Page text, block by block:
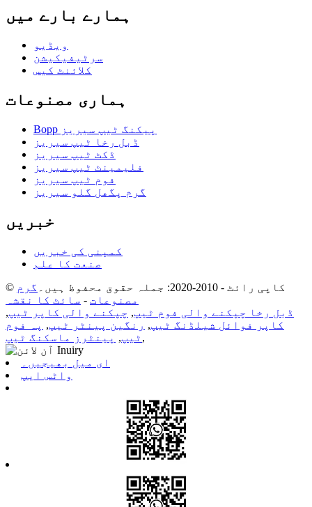
ہمارے بارے میں
ویڈیو
سرٹیفیکیشن
کلائنٹ کیس
ہماری مصنوعات
Bopp پیکنگ ٹیپ سیریز
ڈبل رخا ٹیپ سیریز
ڈکٹ ٹیپ سیریز
فلیمینٹ ٹیپ سیریز
فوم ٹیپ سیریز
گرم پگھل گلو سیریز
خبریں
کمپنی کی خبریں
صنعت کا علم
© کاپی رائٹ - 2010-2020: جملہ حقوق محفوظ ہیں۔
گرم
مصنوعات - سائٹ کا نقشہ
ڈبل رخا چپکنے والی فوم ٹیپ, چپکنے والی کاپر ٹیپ,
کاپر فوائل شیلڈنگ ٹیپ, رنگین پینٹر ٹیپ, پہ فوم
ٹیپ, پینٹرز ماسکنگ ٹیپ ,
ای میل بھیجیں۔
واٹس ایپ